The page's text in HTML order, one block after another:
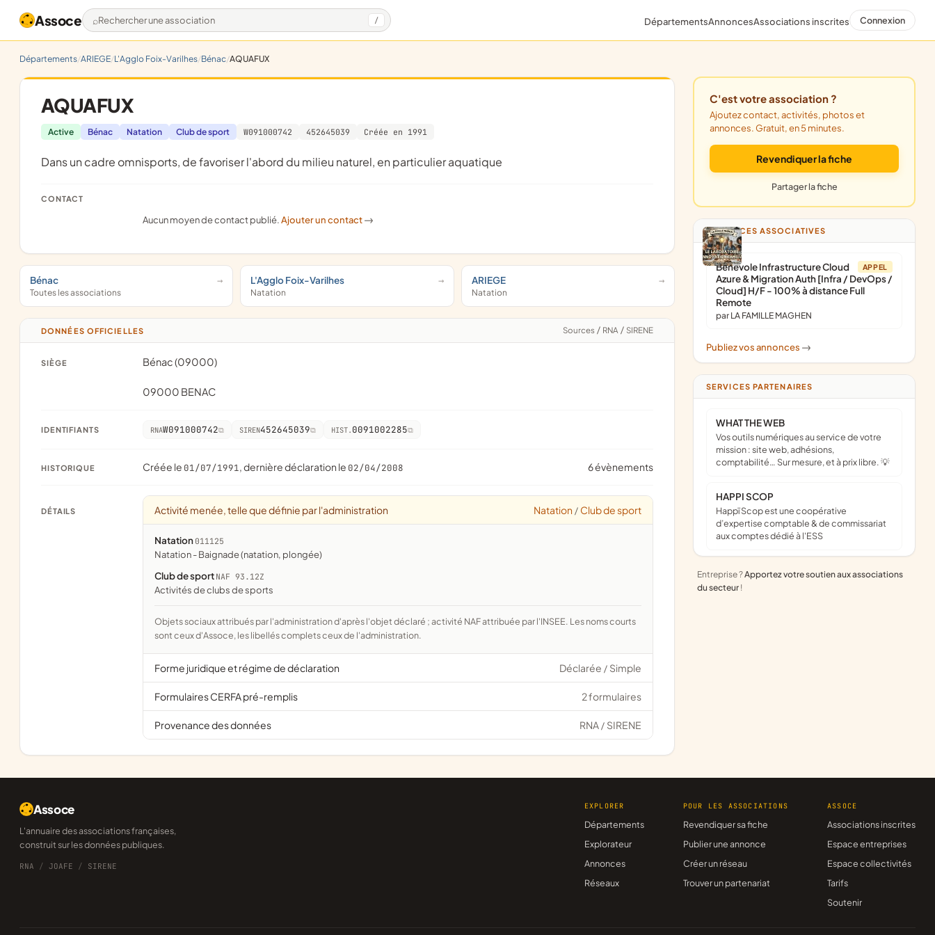
Assoce Rechercher une association / DépartementsAnnoncesAssociations inscrites Connexion
Départements ARIEGE L'Agglo Foix-Varilhes Bénac AQUAFUX
AQUAFUX
Active Bénac Natation Club de sport W091000742 452645039 Créée en 1991
dans un cadre omnisports, de favoriser l'abord du milieu naturel, en particulier aquatique
CONTACT
Aucun moyen de contact publié.Ajouter un contact ->
Bénac
Toutes les associations
L'Agglo Foix-Varilhes
Natation
ARIEGE
Natation
DONNÉES OFFICIELLES Sources / RNA / SIRENE
SIÈGE Bénac (09000)
09000 BENAC
IDENTIFIANTS RNAW091000742 SIREN452645039 HIST. 0091002285
HISTORIQUE Créée le 01/07/1991, dernière déclaration le 02/04/2008 6 évènements
DÉTAILS Activité menée, telle que définie par l'administration Natation / Club de sport
Natation 011125
Natation - Baignade (natation, plongée)
Club de sport NAF 93.12Z
Activités de clubs de sports
Objets sociaux attribués par l'administration d'après l'objet déclaré ; activité NAF attribuée par l'INSEE. Les noms courts
sont ceux d'Assoce, les libellés complets ceux de l'administration.
Forme juridique et régime de déclaration Déclarée / Simple
Formulaires CERFA pré-remplis 2 formulaires
Provenance des données RNA / SIRENE
C'est votre association ?
Ajoutez contact, activités, photos et
annonces. Gratuit, en 5 minutes.
Revendiquer la fiche
Partager la fiche
ANNONCES ASSOCIATIVES
APPEL
Bénévole Infrastructure Cloud
Azure & Migration Auth [Infra / DevOps /
Cloud] H/F - 100% à distance Full
Remote
par LA FAMILLE MAGHEN
Publiez vos annonces ->
SERVICES PARTENAIRES
WHAT THE WEB
Vos outils numériques au service de votre
mission : site web, adhésions,
comptabilité… Sur mesure, et à prix libre. 💡
HAPPI SCOP
Happï Scop est une coopérative
d’expertise comptable & de commissariat
aux comptes dédié à l'ESS
Entreprise ?Apportez votre soutien aux associations
du secteur !
Assoce
L'annuaire des associations françaises,
construit sur les données publiques.
RNA / JOAFE / SIRENE
EXPLORER
Départements
Explorateur
Annonces
Réseaux
POUR LES ASSOCIATIONS
Revendiquer sa fiche
Publier une annonce
Créer un réseau
Trouver un partenariat
ASSOCE
Associations inscrites
Espace entreprises
Espace collectivités
Tarifs
Soutenir